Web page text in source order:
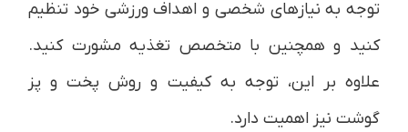
توجه به نیازهای شخصی و اهداف ورزشی خود تنظیم
کنید و همچنین با متخصص تغذیه مشورت کنید.
علاوه بر این، توجه به کیفیت و روش پخت و پز
گوشت نیز اهمیت دارد.